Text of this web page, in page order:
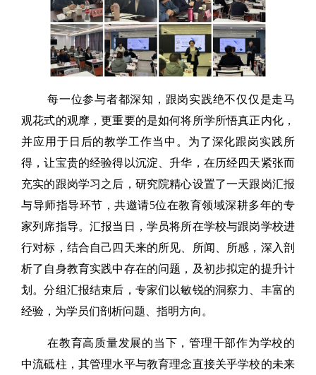
每一位参与者都深知，跟岗实践绝不仅仅是走马
观花式的观摩，更重要的是如何将所学所悟真正内化，
并应用于日后的教学工作当中。为了深化跟岗实践所
得，让宝贵的经验得以沉淀、升华，在历经四天紧张而
充实的跟岗学习之后，研究院精心设置了一天跟岗汇报
与导师指导环节，共邀请5位在教育领域深耕多年的专
家列席指导。汇报当日，学员将所在学校与跟岗学校进
行对标，结合自己四天来的所见、所闻、所感，深入剖
析了自身教育实践中存在的问题，及初步拟定的提升计
划。分组汇报结束后，专家们以敏锐的洞察力、丰富的
经验，为学员们剖析问题、指明方向。
在教育高质量发展的当下，管理干部作为学校的
中流砥柱，其管理水平与教育理念直接关乎学校的未来